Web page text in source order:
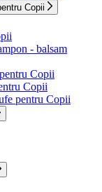
Copii
- balsam
Copii
Copii
pentru Copii